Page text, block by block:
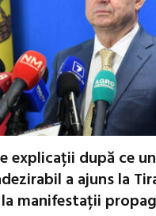
explicații după ce
a ajuns la
manifestații